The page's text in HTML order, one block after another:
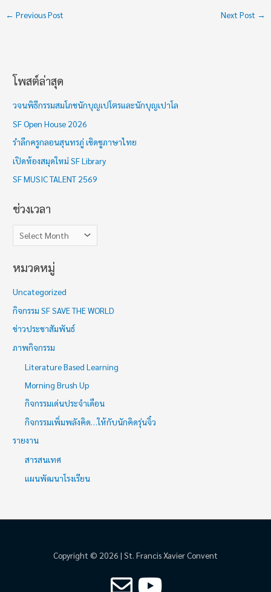
← Previous Post Next Post →
โพสต์ล่าสุด
วจนพิธีกรรมสมโภชนักบุญเปโตรและนักบุญเปาโล
SF Open House 2026
รำลึกครูกลอนสุนทรภู่ เชิดชูภาษาไทย
เปิดห้องสมุดใหม่ SF Library
SF MUSIC TALENT 2569
ช่วงเวลา
ช่
ง
เ
ว
ล
า
หมวดหมู่
Uncategorized
กิจกรรม SF SAVE THE WORLD
ข่าวประชาสัมพันธ์
ภาพกิจกรรม
Literature Based Learning
Morning Brush Up
กิจกรรมเด่นประจำเดือน
กิจกรรมเพิ่มพลังคิด…ให้กับนักคิดรุ่นจิ๋ว
รายงาน
สารสนเทศ
แผนพัฒนาโรงเรียน
Copyright © 2026 | St. Francis Xavier Convent